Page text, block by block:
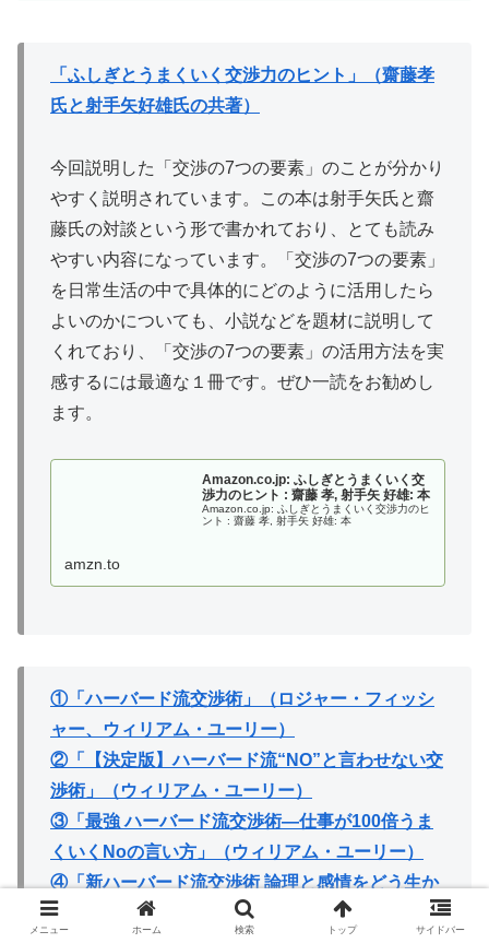
「ふしぎとうまくいく交渉力のヒント」（齋藤孝
氏と射手矢好雄氏の共著）
今回説明した「交渉の7つの要素」のことが分かり
やすく説明されています。この本は射手矢氏と齋
藤氏の対談という形で書かれており、とても読み
やすい内容になっています。「交渉の7つの要素」
を日常生活の中で具体的にどのように活用したら
よいのかについても、小説などを題材に説明して
くれており、「交渉の7つの要素」の活用方法を実
感するには最適な１冊です。ぜひ一読をお勧めし
ます。
Amazon.co.jp: ふしぎとうまくいく交
渉力のヒント : 齋藤 孝, 射手矢 好雄: 本
Amazon.co.jp: ふしぎとうまくいく交渉力のヒ
ント : 齋藤 孝, 射手矢 好雄: 本
amzn.to
①「ハーバード流交渉術」（ロジャー・フィッシ
ャー、ウィリアム・ユーリー）
②「【決定版】ハーバード流“NO”と言わせない交
渉術」（ウィリアム・ユーリー）
③「最強 ハーバード流交渉術―仕事が100倍うま
くいくNoの言い方」（ウィリアム・ユーリー）
④「新ハーバード流交渉術 論理と感情をどう生か
すか」（ロジャー・フィッシャー、ダニエル・シ
メニュー ホーム 検索 トップ サイドバー